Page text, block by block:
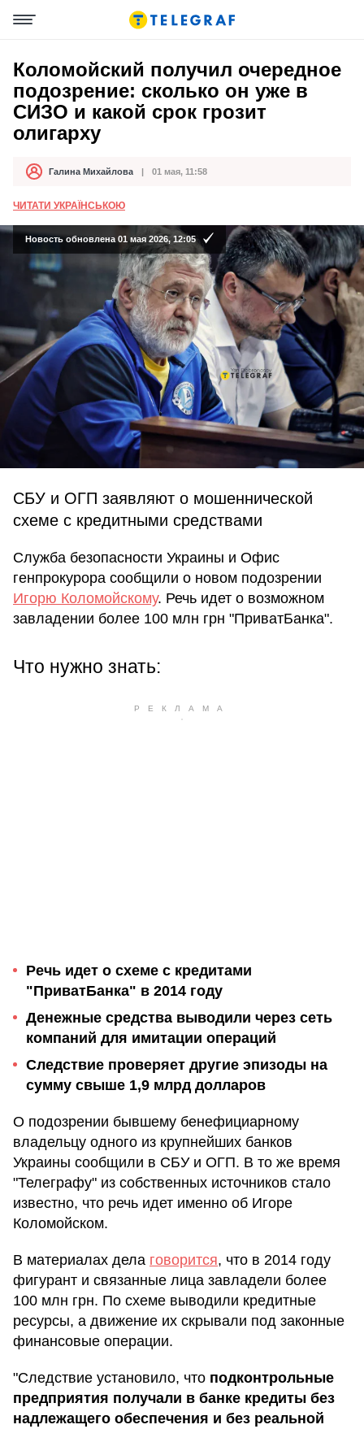
Коломойский получил очередное
подозрение: сколько он уже в
СИЗО и какой срок грозит
олигарху
АвторГалина Михайлова
Дата публикации 01 мая, 11:58
ЧИТАТИ УКРАЇНСЬКОЮ
Новость обновлена 01 мая 2026, 12:05
СБУ и ОГП заявляют о мошеннической
схеме с кредитными средствами
Служба безопасности Украины и Офис
генпрокурора сообщили о новом подозрении
Игорю Коломойскому. Речь идет о возможном
завладении более 100 млн грн "ПриватБанка".
Что нужно знать:
Речь идет о схеме с кредитами
"ПриватБанка" в 2014 году
Денежные средства выводили через сеть
компаний для имитации операций
Следствие проверяет другие эпизоды на
сумму свыше 1,9 млрд долларов
О подозрении бывшему бенефициарному
владельцу одного из крупнейших банков
Украины сообщили в СБУ и ОГП. В то же время
"Телеграфу" из собственных источников стало
известно, что речь идет именно об Игоре
Коломойском.
В материалах дела говорится, что в 2014 году
фигурант и связанные лица завладели более
100 млн грн. По схеме выводили кредитные
ресурсы, а движение их скрывали под законные
финансовые операции.
"Следствие установило, что подконтрольные
предприятия получали в банке кредиты без
надлежащего обеспечения и без реальной